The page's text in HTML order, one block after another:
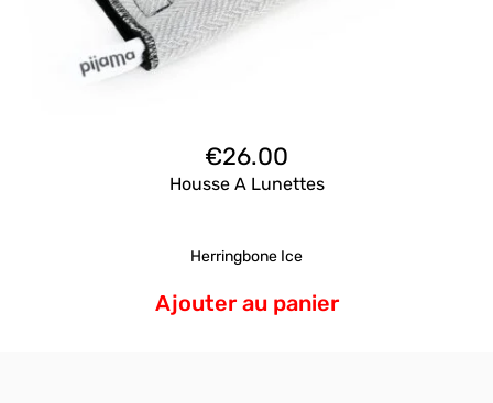
€26.00
Housse A Lunettes
Herringbone Ice
Ajouter au panier